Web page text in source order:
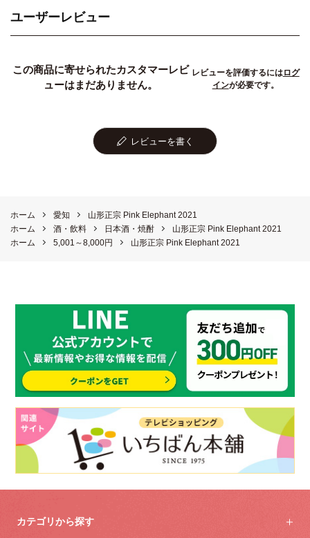
ユーザーレビュー
この商品に寄せられたカスタマーレビ
ューはまだありません。
レビューを評価するにはログ
インが必要です。
レビューを書く
ホーム 愛知
山形正宗 Pink Elephant 2021
ホーム
酒・飲料 日本酒・焼酎
山形正宗 Pink Elephant 2021
ホーム
5,001～8,000円 山形正宗 Pink Elephant 2021
カテゴリから探す